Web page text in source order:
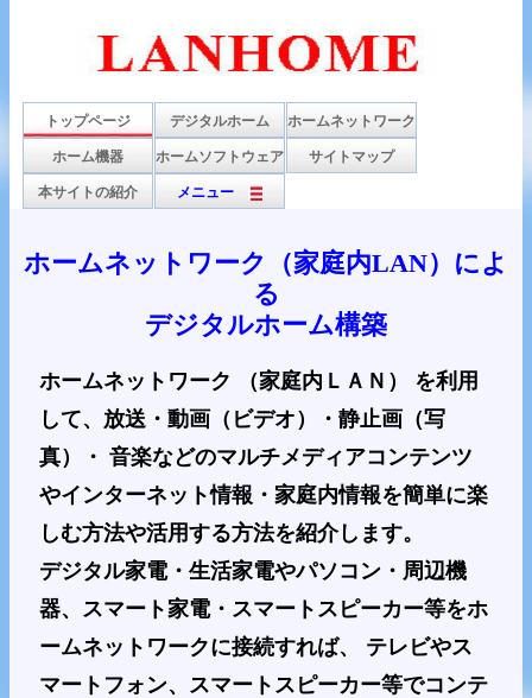
トップページ デジタルホーム ホームネットワーク
ホーム機器 ホームソフトウェア サイトマップ
本サイトの紹介 メニュー
ホームネットワーク（家庭内LAN）によ
る
デジタルホーム構築
ホームネットワーク （家庭内ＬＡＮ） を利用
して、放送・動画（ビデオ）・静止画（写
真）・ 音楽などのマルチメディアコンテンツ
やインターネット情報・家庭内情報を簡単に楽
しむ方法や活用する方法を紹介します。
デジタル家電・生活家電やパソコン・周辺機
器、スマート家電・スマートスピーカー等をホ
ームネットワークに接続すれば、 テレビやス
マートフォン、スマートスピーカー等でコンテ